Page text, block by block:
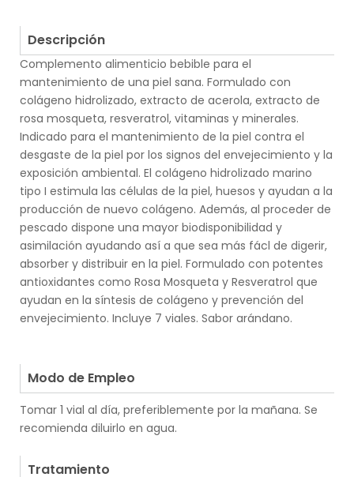
Descripción
Complemento alimenticio bebible para el
mantenimiento de una piel sana. Formulado con
colágeno hidrolizado, extracto de acerola, extracto de
rosa mosqueta, resveratrol, vitaminas y minerales.
Indicado para el mantenimiento de la piel contra el
desgaste de la piel por los signos del envejecimiento y la
exposición ambiental. El colágeno hidrolizado marino
tipo I estimula las células de la piel, huesos y ayudan a la
producción de nuevo colágeno. Además, al proceder de
pescado dispone una mayor biodisponibilidad y
asimilación ayudando así a que sea más fácl de digerir,
absorber y distribuir en la piel. Formulado con potentes
antioxidantes como Rosa Mosqueta y Resveratrol que
ayudan en la síntesis de colágeno y prevención del
envejecimiento. Incluye 7 viales. Sabor arándano.
Modo de Empleo
Tomar 1 vial al día, preferiblemente por la mañana. Se
recomienda diluirlo en agua.
Tratamiento